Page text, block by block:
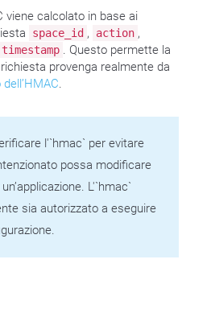
viene calcolato in base ai
space_id , action ,
timestamp . Questo permette la
provenga realmente da
.
l'`hmac` per evitare
possa modificare
L'`hmac`
sia autorizzato a eseguire